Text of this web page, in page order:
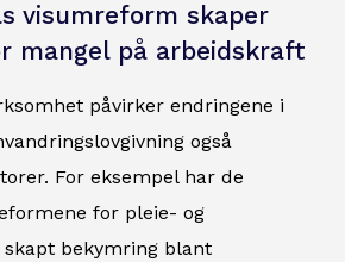
visumreform skaper
mangel på arbeidskraft
påvirker endringene i
også
For eksempel har de
for pleie- og
bekymring blant